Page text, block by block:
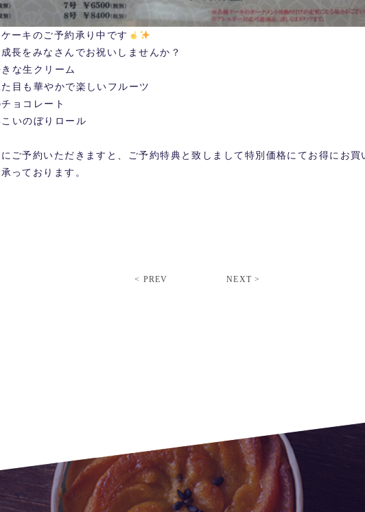
ーキのご予約承り中です
長をみなさんでお祝いしませんか？
な生クリーム
目も華やかで楽しいフルーツ
ョコレート
いのぼりロール
ご予約いただきますと、ご予約特典と致しまして特別価格にてお得にお買
っております。
< PREV NEXT >